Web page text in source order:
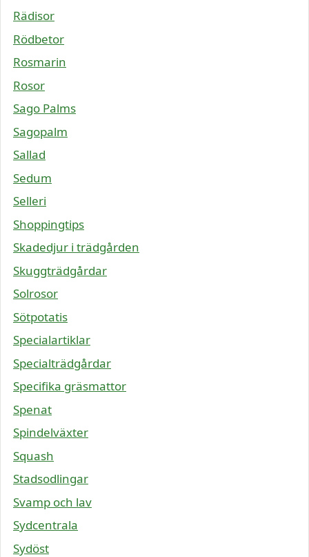
Rädisor
Rödbetor
Rosmarin
Rosor
Sago Palms
Sagopalm
Sallad
Sedum
Selleri
Shoppingtips
Skadedjur i trädgården
Skuggträdgårdar
Solrosor
Sötpotatis
Specialartiklar
Specialträdgårdar
Specifika gräsmattor
Spenat
Spindelväxter
Squash
Stadsodlingar
Svamp och lav
Sydcentrala
Sydöst